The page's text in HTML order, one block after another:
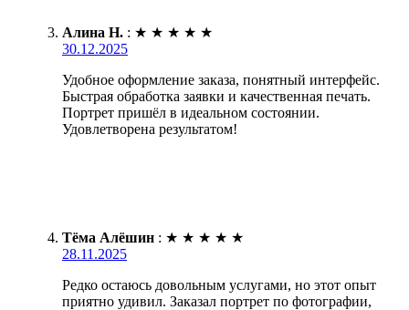
Алина Н. : ★ ★ ★ ★ ★
30.12.2025
Удобное оформление заказа, понятный интерфейс.
Быстрая обработка заявки и качественная печать.
Портрет пришёл в идеальном состоянии.
Удовлетворена результатом!
Тёма Алёшин : ★ ★ ★ ★ ★
28.11.2025
Редко остаюсь довольным услугами, но этот опыт
приятно удивил. Заказал портрет по фотографии,